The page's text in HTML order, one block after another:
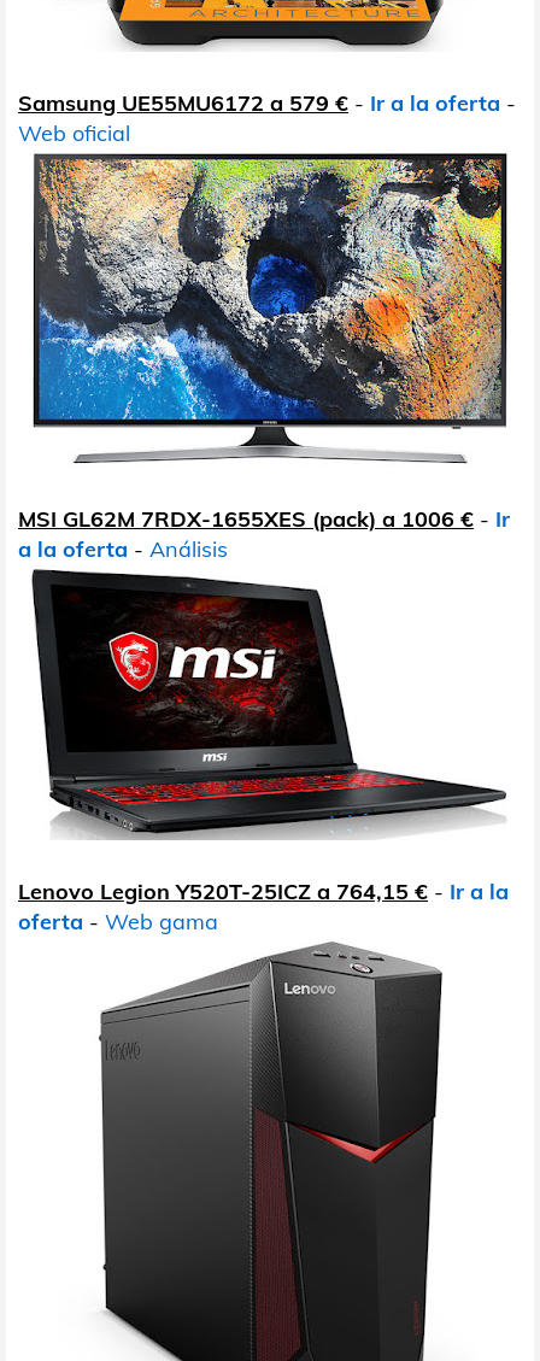
Samsung UE55MU6172 a 579 € - Ir a la oferta -
Web oficial
MSI GL62M 7RDX-1655XES (pack) a 1006 € - Ir
a la oferta - Análisis
Lenovo Legion Y520T-25ICZ a 764,15 € - Ir a la
oferta - Web gama